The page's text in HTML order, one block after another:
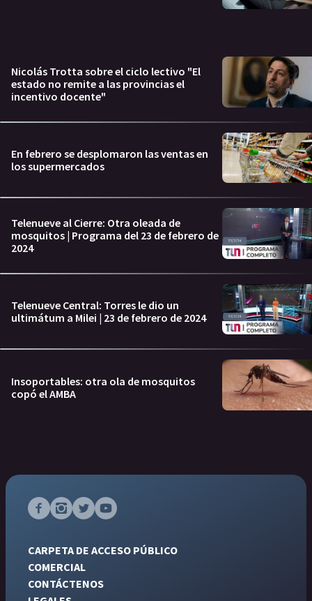
Nicolás Trotta sobre el ciclo lectivo "El
estado no remite a las provincias el
incentivo docente"
En febrero se desplomaron las ventas en
los supermercados
Telenueve al Cierre: Otra oleada de
mosquitos | Programa del 23 de febrero de
2024
Telenueve Central: Torres le dio un
ultimátum a Milei | 23 de febrero de 2024
Insoportables: otra ola de mosquitos
copó el AMBA
CARPETA DE ACCESO PÚBLICO
COMERCIAL
CONTÁCTENOS